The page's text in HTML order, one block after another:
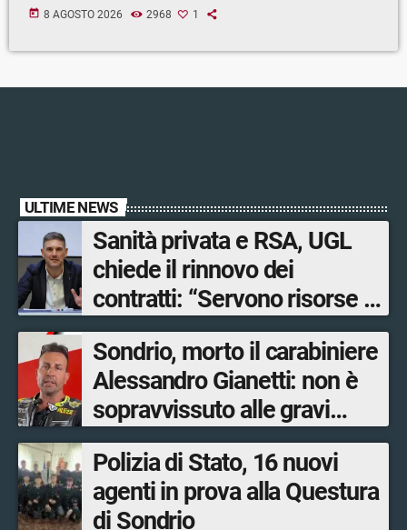
today 8 AGOSTO 2026 2968 1
ULTIME NEWS
Sanità privata e RSA, UGL
chiede il rinnovo dei
contratti: “Servono risorse e
salari adeguati”
Sondrio, morto il carabiniere
Alessandro Gianetti: non è
sopravvissuto alle gravi
ustioni
Polizia di Stato, 16 nuovi
agenti in prova alla Questura
di Sondrio